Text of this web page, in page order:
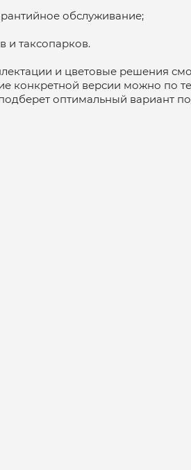
обслуживание;
и таксопарков.
и цветовые решения
конкретной версии можно по
оптимальный вариант